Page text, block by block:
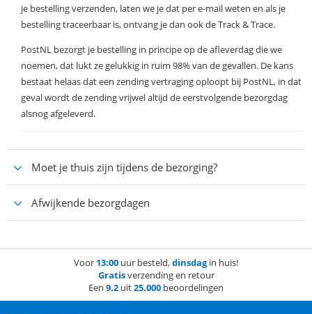
je bestelling verzenden, laten we je dat per e-mail weten en als je
bestelling traceerbaar is, ontvang je dan ook de Track & Trace.
PostNL bezorgt je bestelling in principe op de afleverdag die we
noemen, dat lukt ze gelukkig in ruim 98% van de gevallen. De kans
bestaat helaas dat een zending vertraging oploopt bij PostNL, in dat
geval wordt de zending vrijwel altijd de eerstvolgende bezorgdag
alsnog afgeleverd.
Moet je thuis zijn tijdens de bezorging?
Afwijkende bezorgdagen
Voor 13:00 uur besteld,dinsdagin huis!
Gratisverzending en retour
Een 9.2 uit25.000 beoordelingen